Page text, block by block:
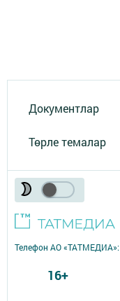
Документлар
Төрле темалар
Телефон АО «ТАТМЕДИА»:
16+